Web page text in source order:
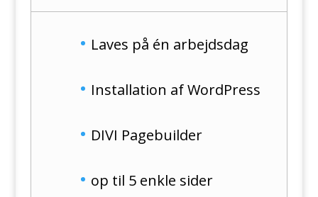
Laves på én arbejdsdag
Installation af WordPress
DIVI Pagebuilder
op til 5 enkle sider